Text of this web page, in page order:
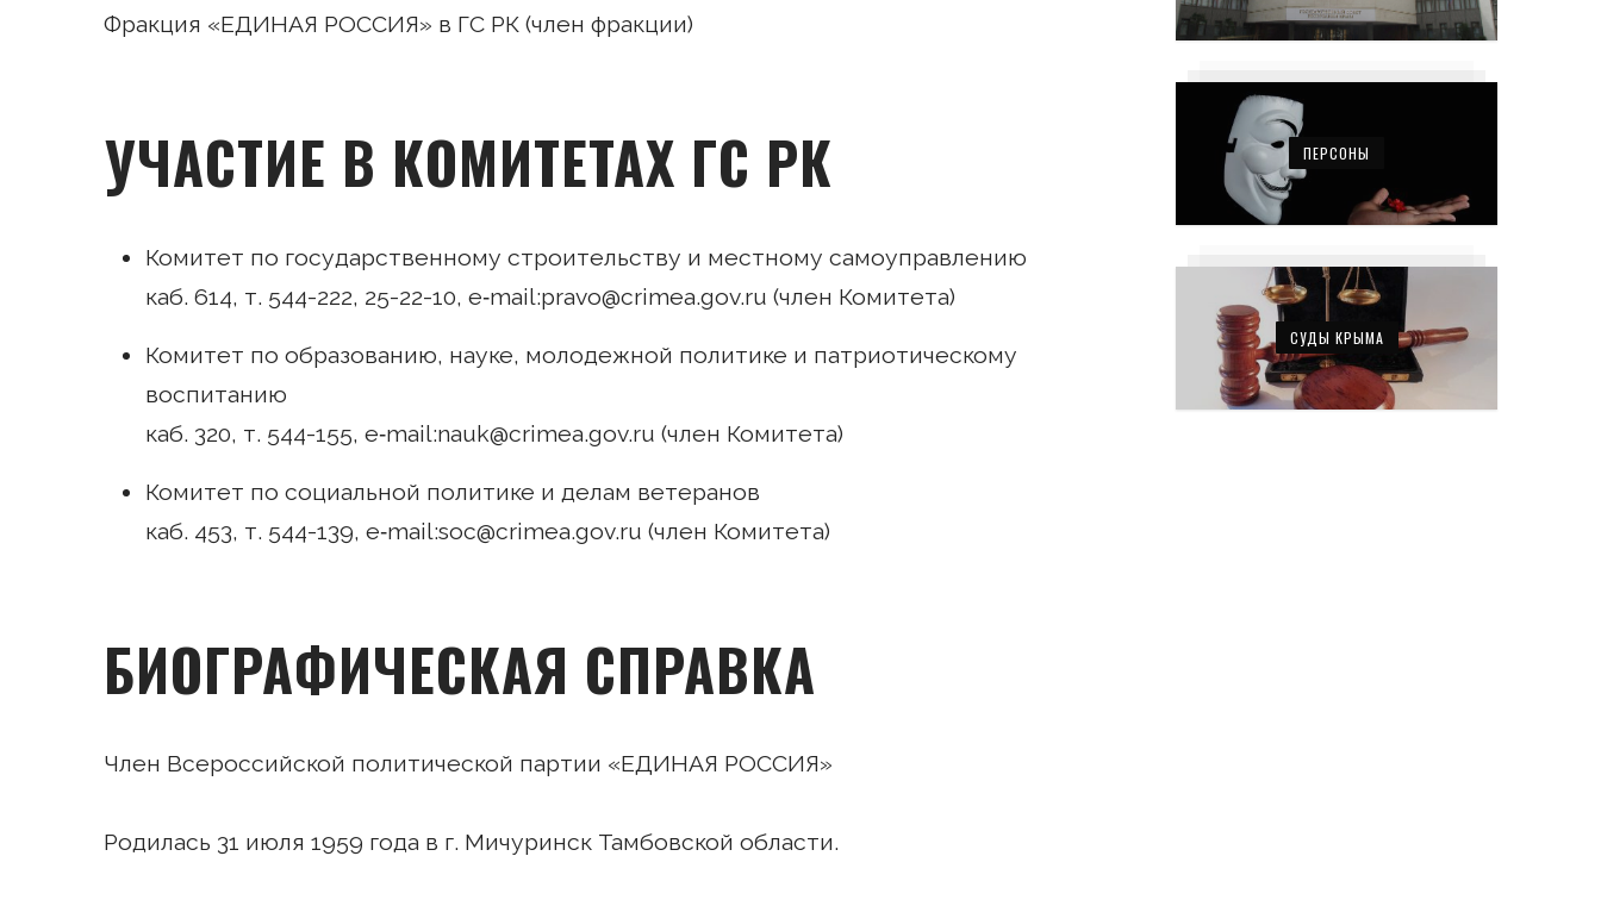
Фракция «ЕДИНАЯ РОССИЯ» в ГС РК (член фракции)
УЧАСТИЕ В КОМИТЕТАХ ГС РК
Комитет по государственному строительству и местному самоуправлению
каб. 614, т. 544-222, 25-22-10, e‑mail:pravo@crimea.gov.ru (член Комитета)
Комитет по образованию, науке, молодежной политике и патриотическому
воспитанию
каб. 320, т. 544-155, e‑mail:nauk@crimea.gov.ru (член Комитета)
Комитет по социальной политике и делам ветеранов
каб. 453, т. 544-139, e‑mail:soc@crimea.gov.ru (член Комитета)
БИОГРАФИЧЕСКАЯ СПРАВКА
Член Всероссийской политической партии «ЕДИНАЯ РОССИЯ»
Родилась 31 июля 1959 года в г. Мичуринск Тамбовской области.
ПЕРСОНЫ
СУДЫ КРЫМА